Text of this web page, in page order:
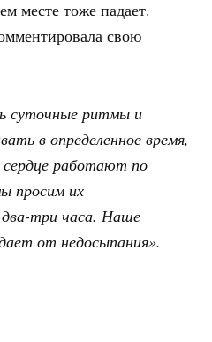
месте тоже падает.
свою
суточные ритмы и
в определенное время,
сердце работают по
просим их
два-три часа. Наше
от недосыпания».